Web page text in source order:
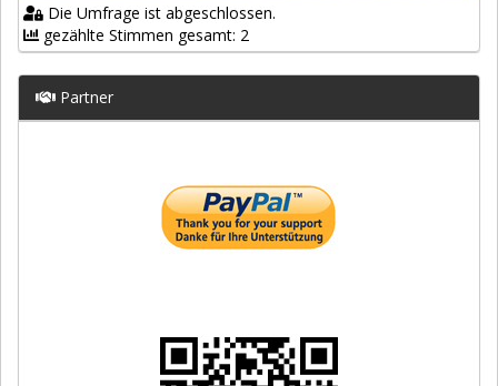
Die Umfrage ist abgeschlossen.
gezählte Stimmen gesamt: 2
Partner